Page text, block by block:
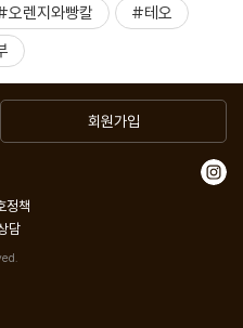
오렌지와빵칼
#테오
회원가입
정책
담